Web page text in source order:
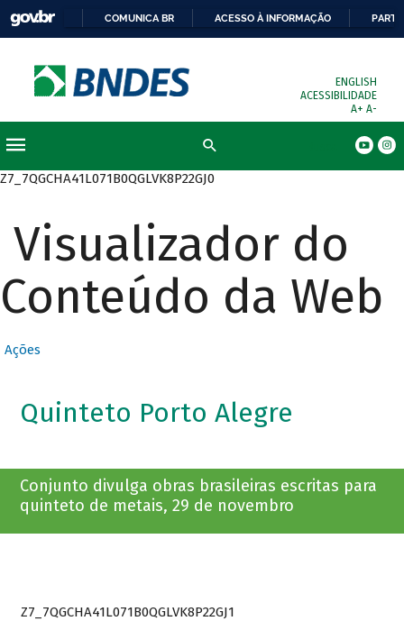
COMUNICA BR ACESSO À INFORMAÇÃO
ENGLISH
ACESSIBILIDADE
A+ A-
Z7_7QGCHA41L071B0QGLVK8P22GJ0
Visualizador do
Conteúdo da Web
Ações
Quinteto Porto Alegre
Conjunto divulga obras brasileiras escritas para
quinteto de metais, 29 de novembro
Z7_7QGCHA41L071B0QGLVK8P22GJ1